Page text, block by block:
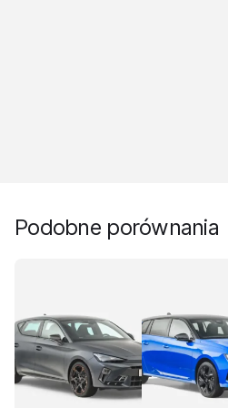
Podobne porównania